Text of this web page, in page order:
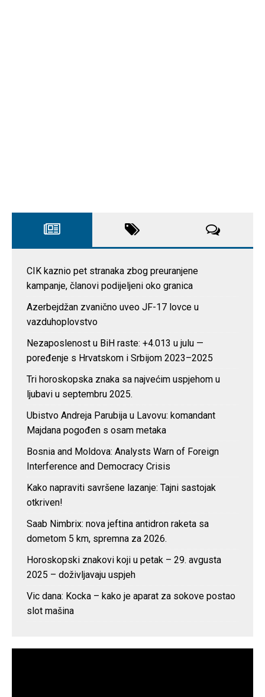
CIK kaznio pet stranaka zbog preuranjene
kampanje, članovi podijeljeni oko granica
Azerbejdžan zvanično uveo JF-17 lovce u
vazduhoplovstvo
Nezaposlenost u BiH raste: +4.013 u julu —
poređenje s Hrvatskom i Srbijom 2023–2025
Tri horoskopska znaka sa najvećim uspjehom u
ljubavi u septembru 2025.
Ubistvo Andreja Parubija u Lavovu: komandant
Majdana pogođen s osam metaka
Bosnia and Moldova: Analysts Warn of Foreign
Interference and Democracy Crisis
Kako napraviti savršene lazanje: Tajni sastojak
otkriven!
Saab Nimbrix: nova jeftina antidron raketa sa
dometom 5 km, spremna za 2026.
Horoskopski znakovi koji u petak – 29. avgusta
2025 – doživljavaju uspjeh
Vic dana: Kocka – kako je aparat za sokove postao
slot mašina